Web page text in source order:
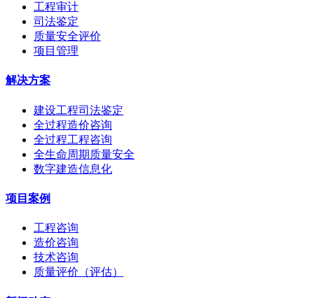
工程审计
司法鉴定
质量安全评价
项目管理
解决方案
建设工程司法鉴定
全过程造价咨询
全过程工程咨询
全生命周期质量安全
数字建造信息化
项目案例
工程咨询
造价咨询
技术咨询
质量评价（评估）